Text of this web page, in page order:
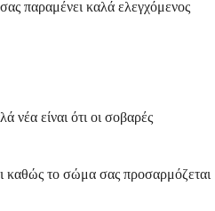
παραμένει καλά ελεγχόμενος
νέα είναι ότι οι σοβαρές
καθώς το σώμα σας προσαρμόζεται